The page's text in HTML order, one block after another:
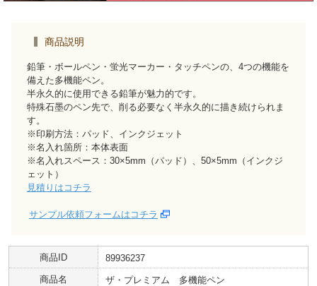
商品説明
鉛筆・ボールペン・蛍光マーカー・タッチペンの、4つの機能を
備えた多機能ペン。
半永久的に使用できる鉛筆が魅力的です。
特殊石墨のペン先で、削る必要なく半永久的に描き続けられま
す。
※印刷方法：パッド、インクジェット
※名入れ箇所：本体表面
※名入れスペース：30×5mm（パッド）、50×5mm（インクジ
ェット）
見積りはコチラ
サンプル依頼フォームはコチラ
商品ID
89936237
商品名
ザ・プレミアム 多機能ペン